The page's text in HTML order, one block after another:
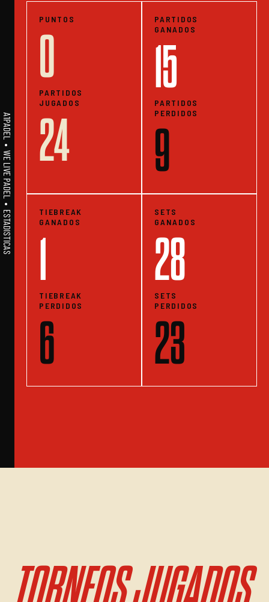
A1PADEL • WE LIVE PADEL • ESTADISTICAS
PUNTOS
0
PARTIDOS
JUGADOS
24
PARTIDOS
GANADOS
15
PARTIDOS
PERDIDOS
9
TIEBREAK
GANADOS
1
TIEBREAK
PERDIDOS
6
SETS
GANADOS
28
SETS
PERDIDOS
23
TORNEOS JUGADOS